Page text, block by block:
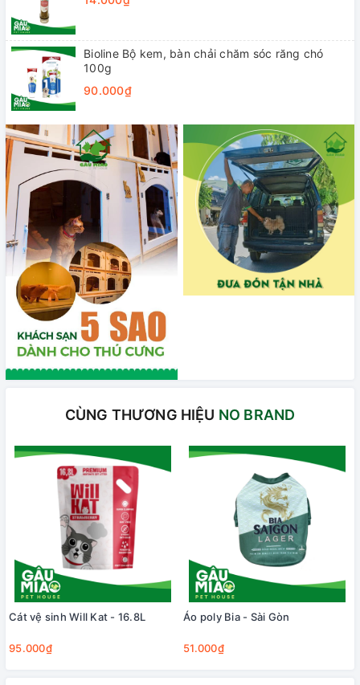
Bioline Bộ kem, bàn chải chăm sóc răng chó
100g
90.000₫
CÙNG THƯƠNG HIỆU NO BRAND
Cát vệ sinh Will Kat - 16.8L
95.000₫
Áo poly Bia - Sài Gòn
51.000₫